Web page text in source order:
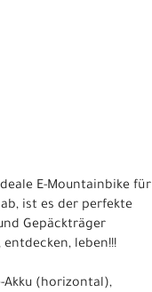
E-Mountainbike für
ist es der perfekte
Gepäckträger
leben!!!
Akku (horizontal),